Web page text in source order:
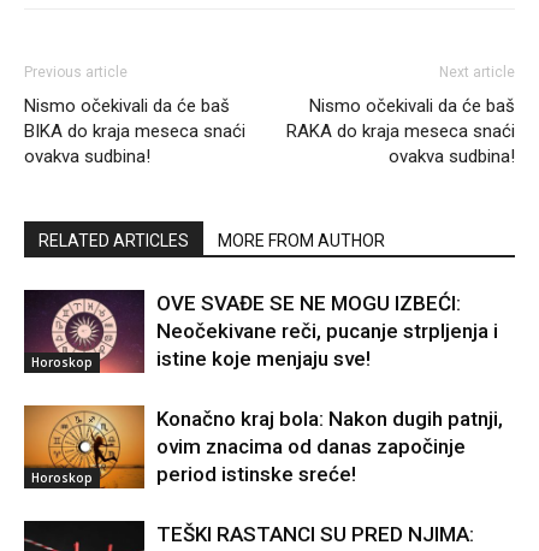
Previous article
Nismo očekivali da će baš
BIKA do kraja meseca snaći
ovakva sudbina!
Next article
Nismo očekivali da će baš
RAKA do kraja meseca snaći
ovakva sudbina!
RELATED ARTICLES MORE FROM AUTHOR
Horoskop
OVE SVAĐE SE NE MOGU IZBEĆI:
Neočekivane reči, pucanje strpljenja i
istine koje menjaju sve!
Horoskop
Konačno kraj bola: Nakon dugih patnji,
ovim znacima od danas započinje
period istinske sreće!
TEŠKI RASTANCI SU PRED NJIMA: